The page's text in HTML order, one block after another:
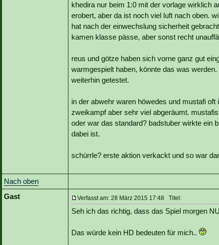
khedira nur beim 1:0 mit der vorlage wirklich
erobert, aber da ist noch viel luft nach oben.
hat nach der einwechslung sicherheit
kamen klasse pässe, aber sonst recht
reus und götze haben sich vorne ganz gut
warmgespielt haben, könnte das was
weiterhin getestet.
in der abwehr waren höwedes und mustafi
zweikampf aber sehr viel abgeräumt.
oder war das standard? badstuber wirkte ein
dabei ist.
schürrle? erste aktion verkackt und so war
Nach oben
Gast
Verfasst am: 28 März 2015 17:48 Titel:
Seh ich das richtig, dass das Spiel morgen
Das würde kein HD bedeuten für mich..